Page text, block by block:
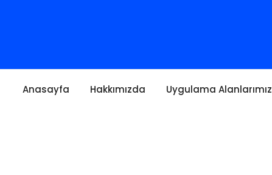
Anasayfa Hakkımızda Uygulama Alanlarımız